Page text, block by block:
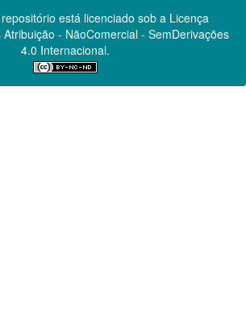
está licenciado sob a Licença
Atribuição - NãoComercial - SemDerivações
4.0 Internacional.